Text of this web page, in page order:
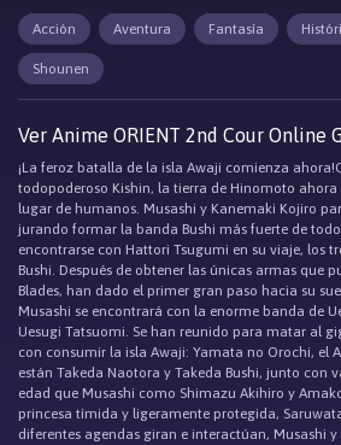
Acción Aventura Fantasía
Shounen
Ver Anime ORIENT 2nd Cour Online
¡La feroz batalla de la isla Awaji comienza
todopoderoso Kishin, la tierra de Hinomoto
lugar de humanos. Musashi y Kanemaki Kojiro
jurando formar la banda Bushi más fuerte de
encontrarse con Hattori Tsugumi en su viaje, los
Bushi. Después de obtener las únicas armas que
Blades, han dado el primer gran paso hacia su
Musashi se encontrará con la enorme banda de
Uesugi Tatsuomi. Se han reunido para matar al
con consumir la isla Awaji: Yamata no Orochi, el
están Takeda Naotora y Takeda Bushi, junto con
edad que Musashi como Shimazu Akihiro y
princesa tímida y ligeramente protegida,
diferentes agendas giran e interactúan, Musashi